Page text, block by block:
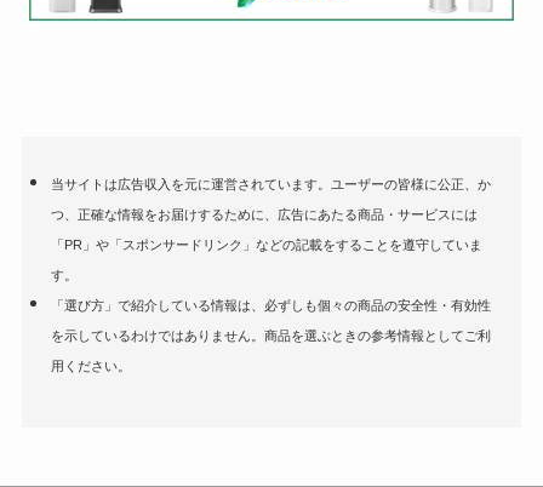
当サイトは広告収入を元に運営されています。ユーザーの皆様に公正、か
つ、正確な情報をお届けするために、広告にあたる商品・サービスには
「PR」や「スポンサードリンク」などの記載をすることを遵守していま
す。
「選び方」で紹介している情報は、必ずしも個々の商品の安全性・有効性
を示しているわけではありません。商品を選ぶときの参考情報としてご利
用ください。